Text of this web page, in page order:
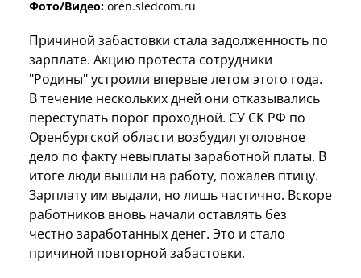
Фото/Видео: oren.sledcom.ru
Причиной забастовки стала задолженность по
зарплате. Акцию протеста сотрудники
"Родины" устроили впервые летом этого года.
В течение нескольких дней они отказывались
переступать порог проходной. СУ СК РФ по
Оренбургской области возбудил уголовное
дело по факту невыплаты заработной платы. В
итоге люди вышли на работу, пожалев птицу.
Зарплату им выдали, но лишь частично. Вскоре
работников вновь начали оставлять без
честно заработанных денег. Это и стало
причиной повторной забастовки.